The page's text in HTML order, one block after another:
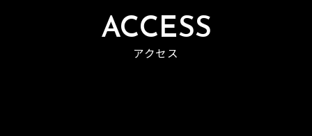
ACCESS
アクセス